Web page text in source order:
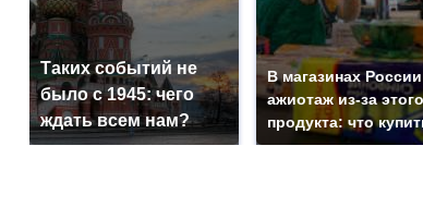
Таких событий не
было с 1945: чего
ждать всем нам?
В магазинах России
ажиотаж из-за этого
продукта: что